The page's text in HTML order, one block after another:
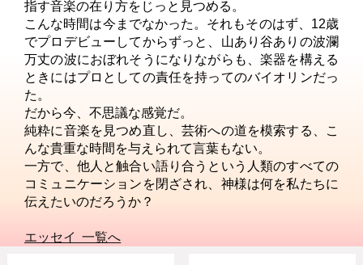
指す音楽の在り方をじっと見つめる。
こんな時間は今までなかった。それもそのはず、12歳
でプロデビューしてからずっと、山あり谷ありの波瀾
万丈の波におぼれそうになりながらも、楽器を構える
ときにはプロとしての責任を持ってのバイオリンだっ
た。
だから今、不思議な感覚だ。
純粋に音楽を見つめ直し、芸術への道を模索する、こ
んな貴重な時間を与えられて言葉もない。
一方で、他人と触合い語り合うという人類のすべての
コミュニケーションを閉ざされ、神様は何を私たちに
伝えたいのだろうか？
エッセイ 一覧へ